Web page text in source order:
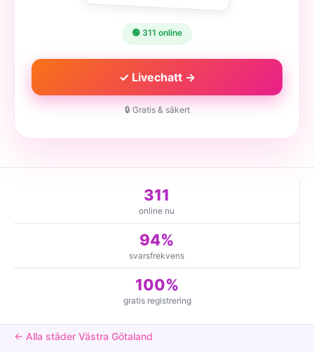
🟢 311 online
✓ Livechatt →
🔒 Gratis & säkert
311
online nu
94%
svarsfrekvens
100%
gratis registrering
← Alla städer Västra Götaland